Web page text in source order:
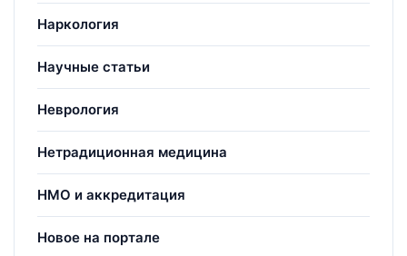
Наркология
Научные статьи
Неврология
Нетрадиционная медицина
НМО и аккредитация
Новое на портале